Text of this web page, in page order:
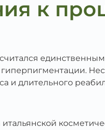
к
и длительного